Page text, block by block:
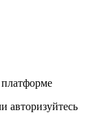
авторизуйтесь